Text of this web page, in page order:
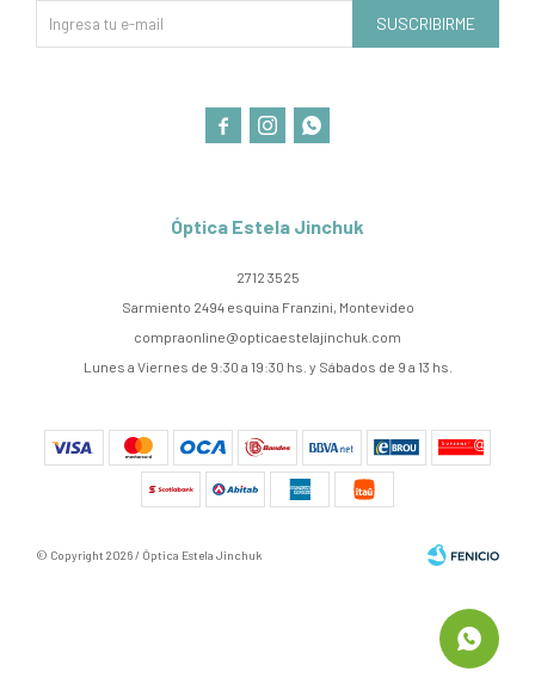
Óptica Estela Jinchuk
2712 3525
Sarmiento 2494 esquina Franzini, Montevideo
compraonline@opticaestelajinchuk.com
Lunes a Viernes de 9:30 a 19:30 hs. y Sábados de 9 a 13 hs.
SUSCRIBIRME
  
© Copyright 2026 / Óptica Estela Jinchuk